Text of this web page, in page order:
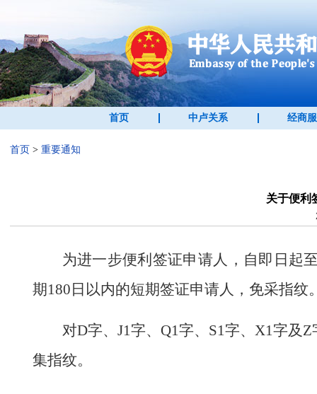
首页 中卢关系 经商
首页 > 重要通知
关于便利
为进一步便利签证申请人，自即日起
期180日以内的短期签证申请人，免采指纹
对D字、J1字、Q1字、S1字、X1字及
集指纹。